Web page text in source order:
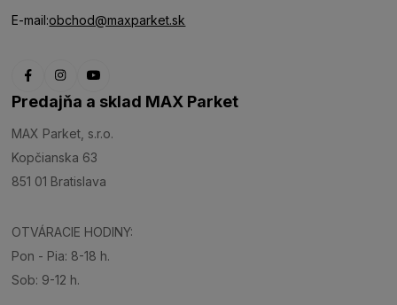
E-mail:obchod@maxparket.sk
Predajňa a sklad MAX Parket
MAX Parket, s.r.o.
Kopčianska 63
851 01 Bratislava
OTVÁRACIE HODINY:
Pon - Pia: 8-18 h.
Sob: 9-12 h.